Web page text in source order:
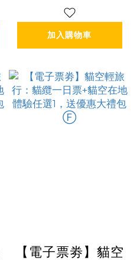
童 6 - 11歲) Ⓕ
加入購物車
【電子票劵】貓空